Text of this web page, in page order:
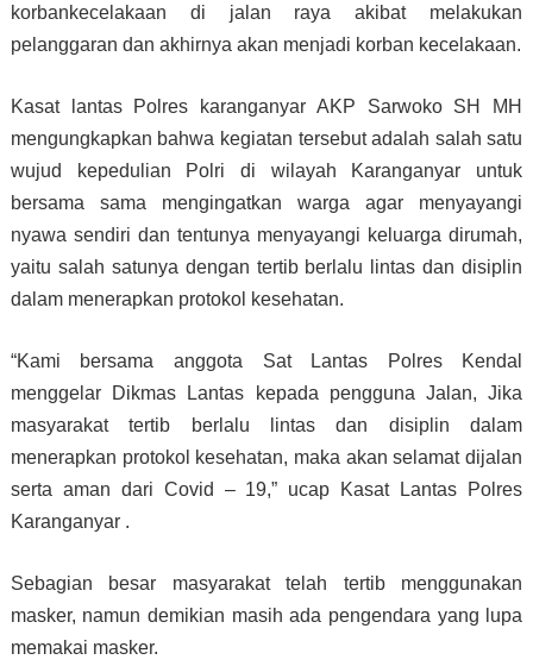
korbankecelakaan di jalan raya akibat melakukan
pelanggaran dan akhirnya akan menjadi korban kecelakaan.
Kasat lantas Polres karanganyar AKP Sarwoko SH MH
mengungkapkan bahwa kegiatan tersebut adalah salah satu
wujud kepedulian Polri di wilayah Karanganyar untuk
bersama sama mengingatkan warga agar menyayangi
nyawa sendiri dan tentunya menyayangi keluarga dirumah,
yaitu salah satunya dengan tertib berlalu lintas dan disiplin
dalam menerapkan protokol kesehatan.
“Kami bersama anggota Sat Lantas Polres Kendal
menggelar Dikmas Lantas kepada pengguna Jalan, Jika
masyarakat tertib berlalu lintas dan disiplin dalam
menerapkan protokol kesehatan, maka akan selamat dijalan
serta aman dari Covid – 19,” ucap Kasat Lantas Polres
Karanganyar .
Sebagian besar masyarakat telah tertib menggunakan
masker, namun demikian masih ada pengendara yang lupa
memakai masker.